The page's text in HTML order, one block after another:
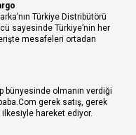
Türkiye Distribütörü
sayesinde Türkiye’nin her
mesafeleri ortadan
bünyesinde olmanın verdiği
gerek satış, gerek
hareket ediyor.